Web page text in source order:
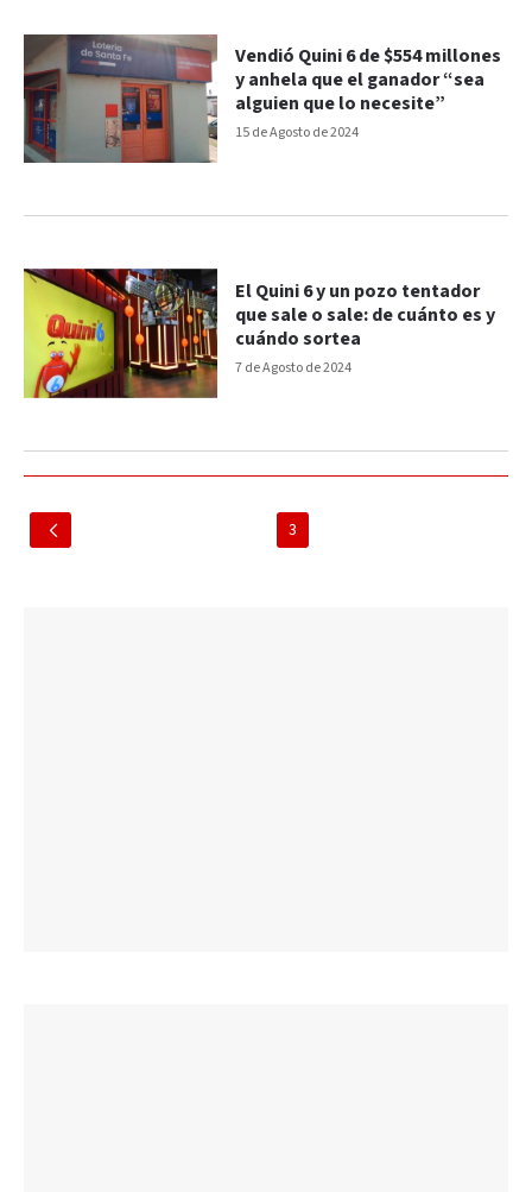
15 de Agosto de 2024
Vendió Quini 6 de $554 millones
y anhela que el ganador “sea
alguien que lo necesite”
7 de Agosto de 2024
El Quini 6 y un pozo tentador
que sale o sale: de cuánto es y
cuándo sortea
3